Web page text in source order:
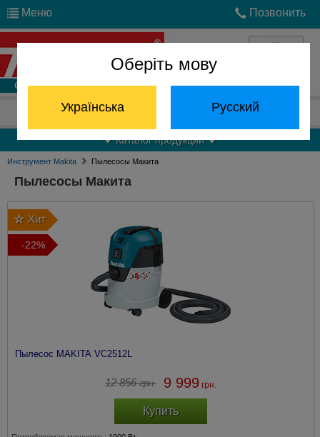
Оберіть мову
Українська Русский
Меню Позвонить
Войти
Отдел запчастей: (068) 824-24-24
Каталог продукции
Инструмент Makita Пылесосы Макита
Пылесосы Макита
Хит
-22%
Пылесос MAKITA VC2512L
12 856грн. 9 999 грн.
Купить